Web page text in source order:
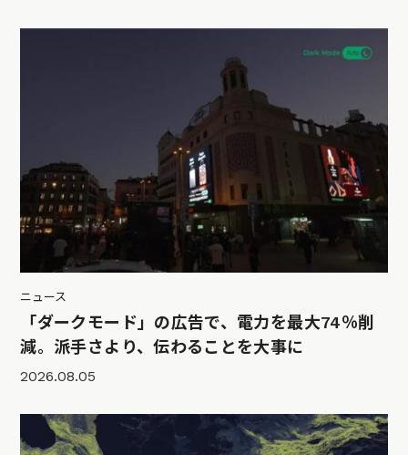
ニュース
「ダークモード」の広告で、電力を最大74％削
減。派手さより、伝わることを大事に
2026.08.05